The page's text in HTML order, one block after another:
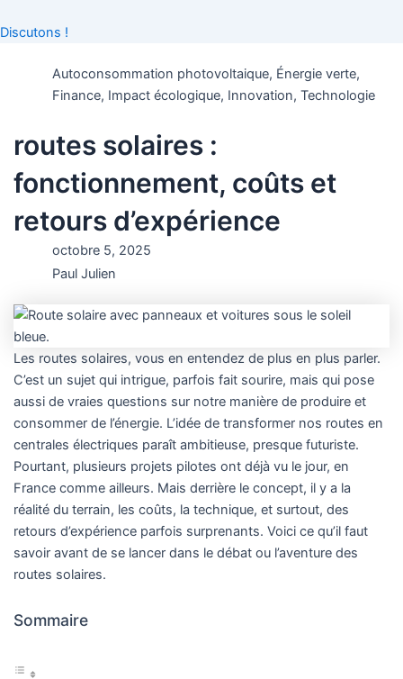
Discutons !
Autoconsommation photovoltaique, Énergie verte,
Finance, Impact écologique, Innovation,Technologie
routes solaires :
fonctionnement, coûts et
retours d’expérience
octobre 5, 2025
Paul Julien
Les routes solaires, vous en entendez de plus en plus parler.
C’est un sujet qui intrigue, parfois fait sourire, mais qui pose
aussi de vraies questions sur notre manière de produire et
consommer de l’énergie. L’idée de transformer nos routes en
centrales électriques paraît ambitieuse, presque futuriste.
Pourtant, plusieurs projets pilotes ont déjà vu le jour, en
France comme ailleurs. Mais derrière le concept, il y a la
réalité du terrain, les coûts, la technique, et surtout, des
retours d’expérience parfois surprenants. Voici ce qu’il faut
savoir avant de se lancer dans le débat ou l’aventure des
routes solaires.
Sommaire